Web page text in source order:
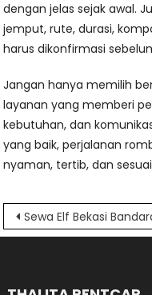
dengan jelas sejak awal.
jemput, rute, durasi,
harus dikonfirmasi
Jangan hanya memilih
layanan yang memberi
kebutuhan, dan
yang baik, perjalanan
nyaman, tertib, dan
Navigasi
Sewa Elf Bekasi